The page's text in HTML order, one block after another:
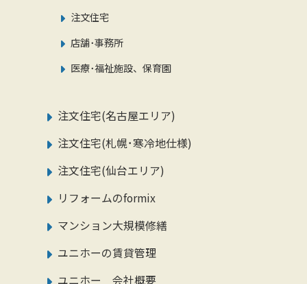
注文住宅
店舗･事務所
医療･福祉施設、保育園
注文住宅(名古屋エリア)
注文住宅(札幌･寒冷地仕様)
注文住宅(仙台エリア)
リフォームのformix
マンション大規模修繕
ユニホーの賃貸管理
ユニホー 会社概要